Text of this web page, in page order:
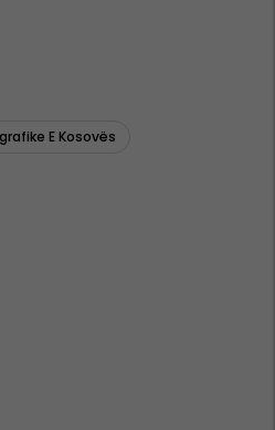
E Kosovës